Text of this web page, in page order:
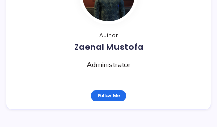
Author
Zaenal Mustofa
Administrator
Follow Me